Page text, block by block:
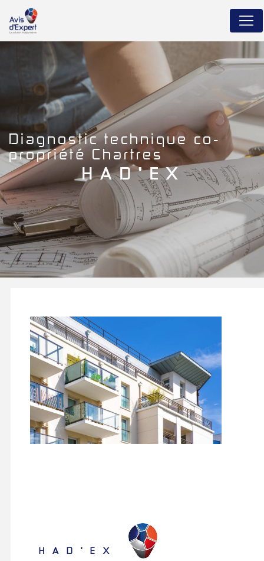
diagnostic technique co-
propriété Chartres
HAD'EX
HAD'EX
Panneau de gestion des cookies